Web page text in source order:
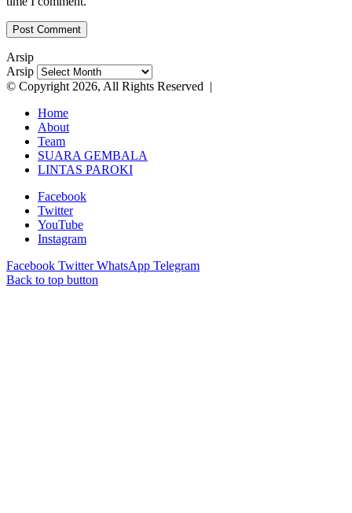
Arsip
Arsip
© Copyright 2026, All Rights Reserved |
Home
About
Team
SUARA GEMBALA
LINTAS PAROKI
Facebook
Twitter
YouTube
Instagram
Facebook Twitter WhatsApp Telegram
Back to top button